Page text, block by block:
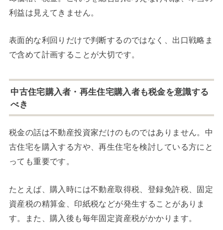
利益は見えてきません。
表面的な利回りだけで判断するのではなく、出口戦略ま
で含めて計画することが大切です。
中古住宅購入者・再生住宅購入者も税金を意識する
べき
税金の話は不動産投資家だけのものではありません。中
古住宅を購入する方や、再生住宅を検討している方にと
っても重要です。
たとえば、購入時には不動産取得税、登録免許税、固定
資産税の精算金、印紙税などが発生することがありま
す。また、購入後も毎年固定資産税がかかります。